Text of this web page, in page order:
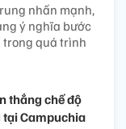
nhấn mạnh,
ý nghĩa bước
trong quá trình
thắng chế độ
tại Campuchia